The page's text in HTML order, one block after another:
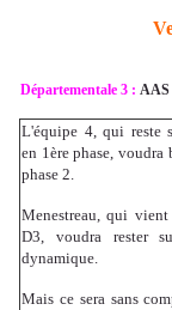
Départementale 3 : AAS
L'équipe 4, qui reste
en 1ère phase, voudra
phase 2.
Menestreau, qui
D3, voudra rester
dynamique.
Mais ce sera sans